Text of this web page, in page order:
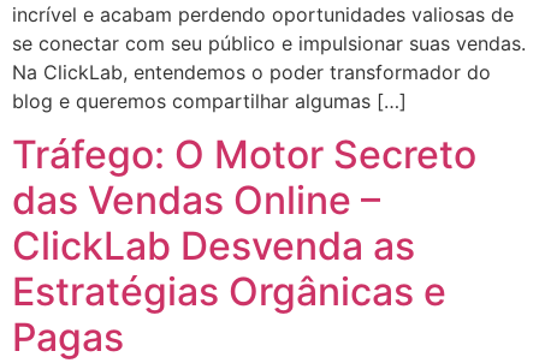
incrível e acabam perdendo oportunidades valiosas de
se conectar com seu público e impulsionar suas vendas.
Na ClickLab, entendemos o poder transformador do
blog e queremos compartilhar algumas […]
Tráfego: O Motor Secreto
das Vendas Online –
ClickLab Desvenda as
Estratégias Orgânicas e
Pagas